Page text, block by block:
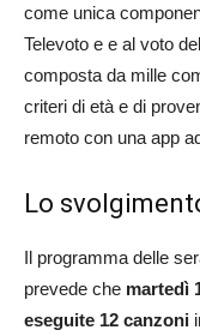
come unica
Televoto e e al voto
composta da mille
criteri di età e di
remoto con una app
Lo
Il programma delle
prevede che martedì
eseguite 12 canzoni